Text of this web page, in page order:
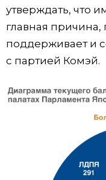
утверждать, что
главная
поддерживает и
с партией Комэй.